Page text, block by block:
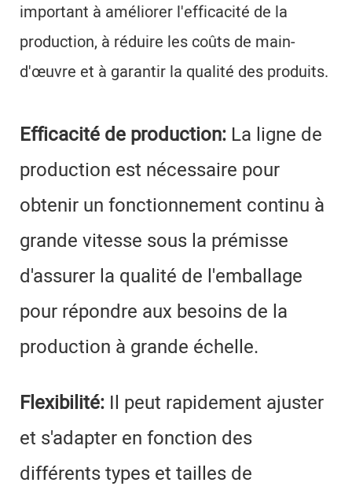
important à améliorer l'efficacité de la
production, à réduire les coûts de main-
d'œuvre et à garantir la qualité des produits.
Efficacité de production: La ligne de
production est nécessaire pour
obtenir un fonctionnement continu à
grande vitesse sous la prémisse
d'assurer la qualité de l'emballage
pour répondre aux besoins de la
production à grande échelle.
Flexibilité: Il peut rapidement ajuster
et s'adapter en fonction des
différents types et tailles de